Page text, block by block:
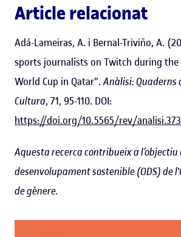
Article relacionat
Adá-Lameiras, A. i Bernal-Triviño, A.
sports journalists on Twitch during the
World Cup in Qatar".Anàlisi: Quaderns
Cultura, 71, 95-110. DOI:
https://doi.org/10.5565/rev/
Aquesta recerca contribueix a l’objectiu
desenvolupament sostenible (ODS) de
de gènere.